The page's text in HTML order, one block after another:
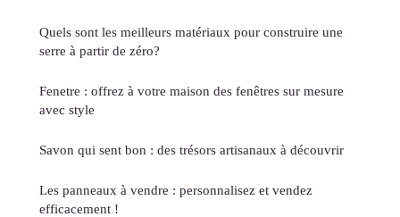
Quels sont les meilleurs matériaux pour construire une
serre à partir de zéro?
Fenetre : offrez à votre maison des fenêtres sur mesure
avec style
Savon qui sent bon : des trésors artisanaux à découvrir
Les panneaux à vendre : personnalisez et vendez
efficacement !